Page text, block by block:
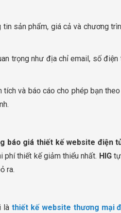
sản phẩm, giá cả và chương
trọng như địa chỉ email, số
và báo cáo cho phép bạn
báo giá thiết kế website điện
thiết kế giảm thiểu nhất. HIGtự
ra.
là thiết kế website thương mại